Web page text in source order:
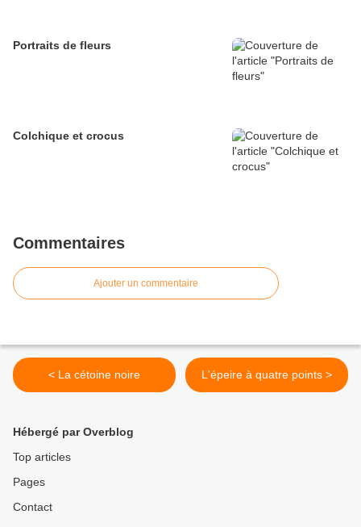
Portraits de fleurs
Colchique et crocus
Commentaires
Ajouter un commentaire
< La cétoine noire L'épeire à quatre points >
Hébergé par Overblog
Top articles
Pages
Contact